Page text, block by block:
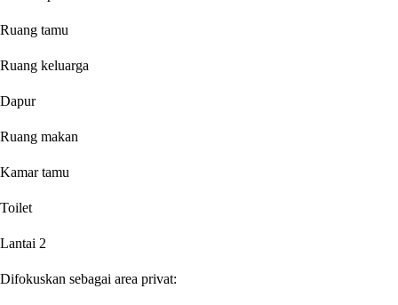
Ruang tamu
Ruang keluarga
Dapur
Ruang makan
Kamar tamu
Toilet
Lantai 2
Difokuskan sebagai area privat: